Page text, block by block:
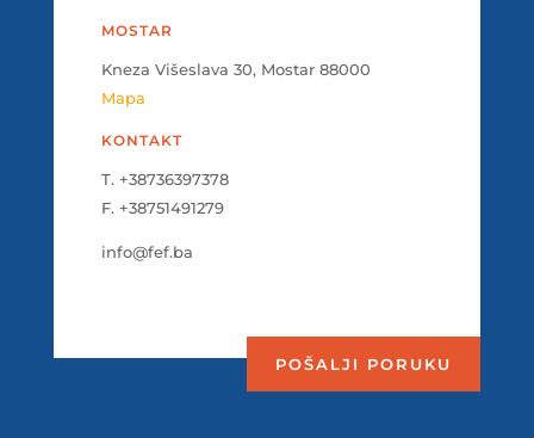
MOSTAR
Kneza Višeslava 30, Mostar 88000
Mapa
KONTAKT
T. +38736397378
F. +38751491279
info@fef.ba
POŠALJI PORUKU